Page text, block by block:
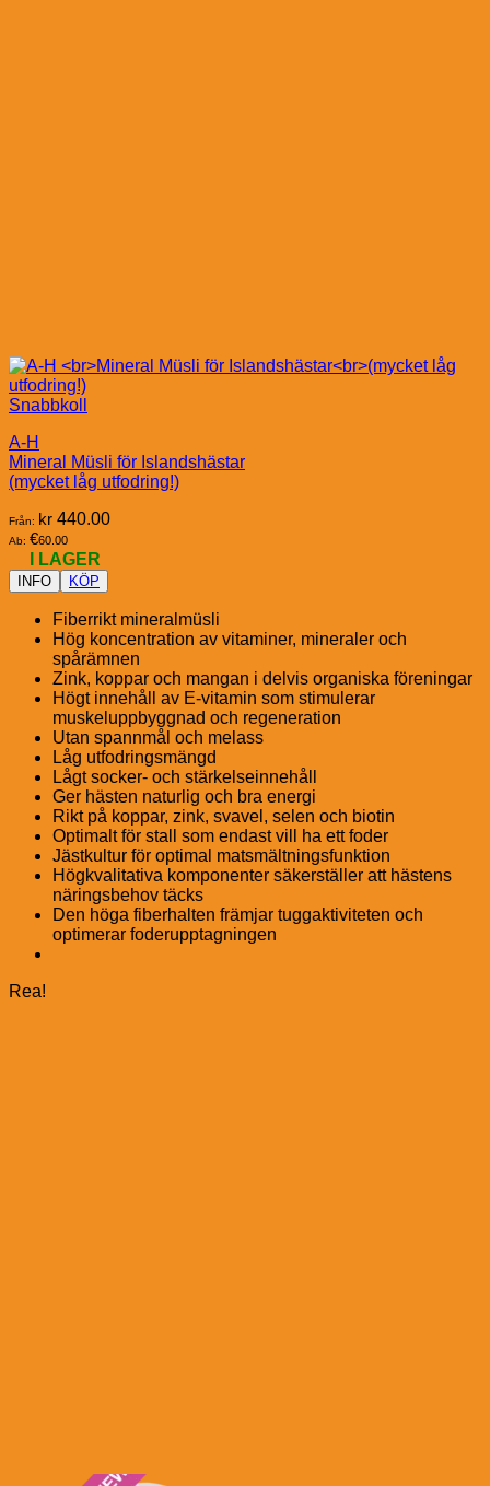
Snabbkoll
A-H
Mineral Müsli för Islandshästar
(mycket låg utfodring!)
Från: kr 440.00
Ab: €60.00
I LAGER
INFO KÖP
Fiberrikt mineralmüsli
Hög koncentration av vitaminer, mineraler och
spårämnen
Zink, koppar och mangan i delvis organiska föreningar
Högt innehåll av E-vitamin som stimulerar
muskeluppbyggnad och regeneration
Utan spannmål och melass
Låg utfodringsmängd
Lågt socker- och stärkelseinnehåll
Ger hästen naturlig och bra energi
Rikt på koppar, zink, svavel, selen och biotin
Optimalt för stall som endast vill ha ett foder
Jästkultur för optimal matsmältningsfunktion
Högkvalitativa komponenter säkerställer att hästens
näringsbehov täcks
Den höga fiberhalten främjar tuggaktiviteten och
optimerar foderupptagningen
Rea!